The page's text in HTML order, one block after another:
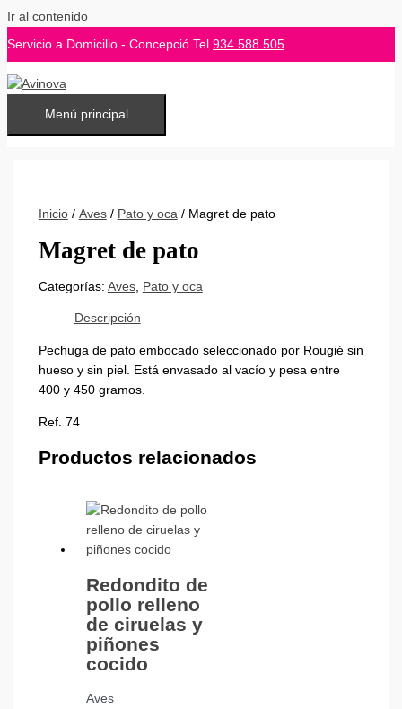
Ir al contenido
Servicio a Domicilio - Concepció Tel.934 588 505
Menú principal
Inicio/ Aves/ Pato y oca / Magret de pato
Magret de pato
Categorías: Aves, Pato y oca
Descripción
Pechuga de pato embocado seleccionado por Rougié sin
hueso y sin piel. Está envasado al vacío y pesa entre
400 y 450 gramos.
Ref. 74
Productos relacionados
Redondito de
pollo relleno
de ciruelas y
piñones
cocido
Aves